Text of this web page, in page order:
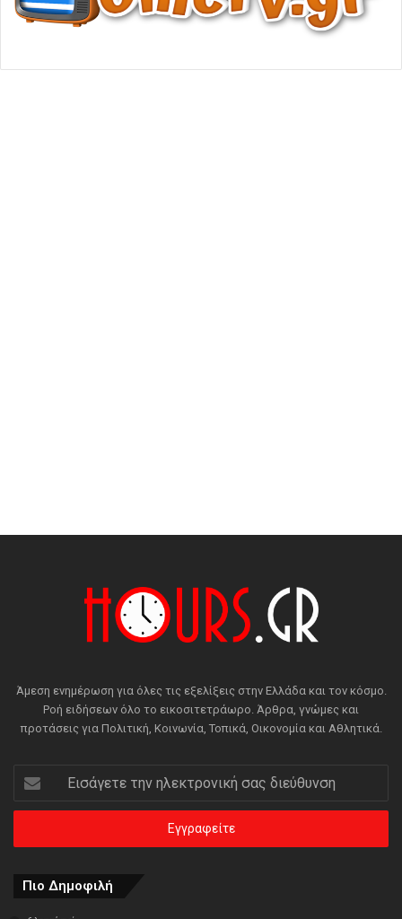
Άμεση ενημέρωση για όλες τις εξελίξεις στην Ελλάδα και τον κόσμο.
Ροή ειδήσεων όλο το εικοσιτετράωρο. Άρθρα, γνώμες και
προτάσεις για Πολιτική, Κοινωνία, Τοπικά, Οικονομία και Αθλητικά.
την
ηλεκτρονική
διεύθυνση
Πιο Δημοφιλή